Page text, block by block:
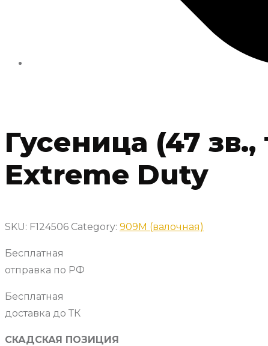
Гусеница (47
Extreme Duty
SKU: F124506 Category: 909M (валочная)
Бесплатная
отправка по РФ
Бесплатная
доставка до ТК
СКАДСКАЯ ПОЗИЦИЯ